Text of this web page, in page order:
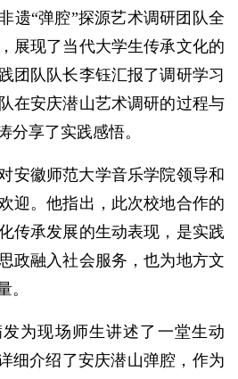
遗“弹腔”探源艺术调研团队全
展现了当代大学生传承文化的
团队队长李钰汇报了调研学习
在安庆潜山艺术调研的过程与
分享了实践感悟。
安徽师范大学音乐学院领导和
迎。他指出，此次校地合作的
传承发展的生动表现，是实践
政融入社会服务，也为地方文
。
为现场师生讲述了一堂生动
细介绍了安庆潜山弹腔，作为